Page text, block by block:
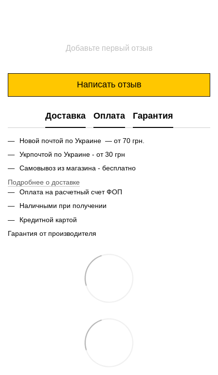
Добавьте первый отзыв
Написать отзыв
Доставка Оплата Гарантия
Новой почтой по Украине — от 70 грн.
Укрпочтой по Украине - от 30 грн
Самовывоз из магазина - бесплатно
Подробнее о доставке
Оплата на расчетный счет ФОП
Наличными при получении
Кредитной картой
Гарантия от производителя